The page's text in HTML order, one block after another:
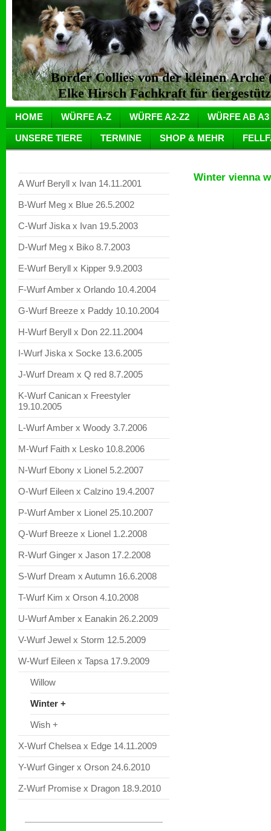
Border Collies von der kleinen
Elke Hirsch Fachkraft für
HOME WÜRFE A-Z WÜRFE A2-Z2 WÜRFE AB A3
UNSERE TIERE TERMINE SHOP & MEHR
A Wurf Beryll x Ivan 14.11.2001
B-Wurf Meg x Blue 26.5.2002
C-Wurf Jiska x Ivan 19.5.2003
D-Wurf Meg x Biko 8.7.2003
E-Wurf Beryll x Kipper 9.9.2003
F-Wurf Amber x Orlando 10.4.2004
G-Wurf Breeze x Paddy 10.10.2004
H-Wurf Beryll x Don 22.11.2004
I-Wurf Jiska x Socke 13.6.2005
J-Wurf Dream x Q red 8.7.2005
K-Wurf Canican x Freestyler
19.10.2005
L-Wurf Amber x Woody 3.7.2006
M-Wurf Faith x Lesko 10.8.2006
N-Wurf Ebony x Lionel 5.2.2007
O-Wurf Eileen x Calzino 19.4.2007
P-Wurf Amber x Lionel 25.10.2007
Q-Wurf Breeze x Lionel 1.2.2008
R-Wurf Ginger x Jason 17.2.2008
S-Wurf Dream x Autumn 16.6.2008
T-Wurf Kim x Orson 4.10.2008
U-Wurf Amber x Eanakin 26.2.2009
V-Wurf Jewel x Storm 12.5.2009
W-Wurf Eileen x Tapsa 17.9.2009
Willow
Winter +
Wish +
X-Wurf Chelsea x Edge 14.11.2009
Y-Wurf Ginger x Orson 24.6.2010
Z-Wurf Promise x Dragon 18.9.2010
Winter vienna